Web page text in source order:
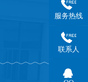
服务热线
联系人